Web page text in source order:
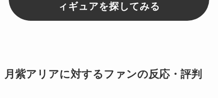
ィギュアを探してみる
月紫アリアに対するファンの反応・評判